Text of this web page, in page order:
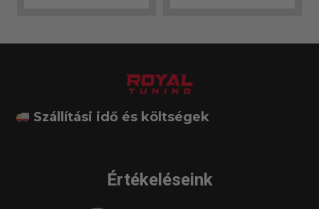
Szállítási idő és költségek
Értékeléseink